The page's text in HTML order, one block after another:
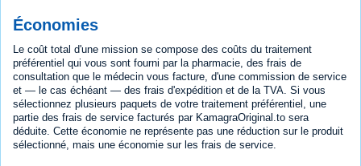
Économies
Le coût total d'une mission se compose des coûts du traitement
préférentiel qui vous sont fourni par la pharmacie, des frais de
consultation que le médecin vous facture, d'une commission de service
et — le cas échéant — des frais d'expédition et de la TVA. Si vous
sélectionnez plusieurs paquets de votre traitement préférentiel, une
partie des frais de service facturés par KamagraOriginal.to sera
déduite. Cette économie ne représente pas une réduction sur le produit
sélectionné, mais une économie sur les frais de service.